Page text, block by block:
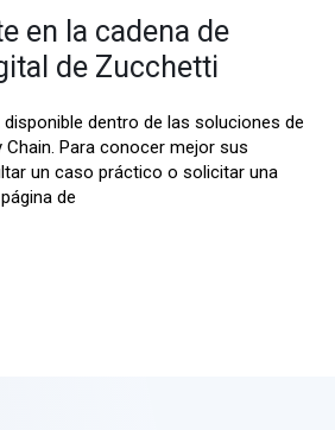
en la cadena de
de Zucchetti
dentro de las soluciones de
Chain. Para conocer mejor sus
un caso práctico o solicitar una
de